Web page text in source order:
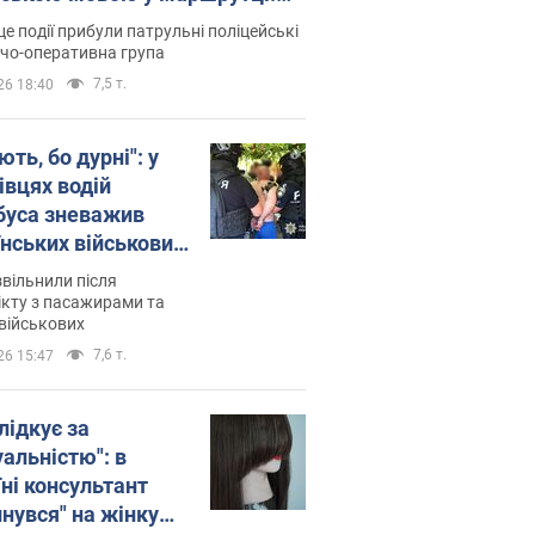
склала адмінпротокол.
події прибули патрульні поліцейські
оперативна група
18:40 7,5 т.
бо дурні": у
водій
зневажив
військових
Відео
після
з пасажирами та
15:47 7,6 т.
за
в
консультант
на жінку